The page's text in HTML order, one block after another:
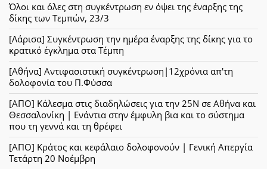
Όλοι και όλες στη συγκέντρωση εν όψει της έναρξης της
δίκης των Τεμπών, 23/3
[Λάρισα] Συγκέντρωση την ημέρα έναρξης της δίκης για το
κρατικό έγκλημα στα Τέμπη
[Αθήνα] Αντιφασιστική συγκέντρωση|12χρόνια απ'τη
δολοφονία του Π.Φύσσα
[ΑΠΟ] Κάλεσμα στις διαδηλώσεις για την 25Ν σε Αθήνα και
Θεσσαλονίκη | Ενάντια στην έμφυλη βια και το σύστημα
που τη γεννά και τη θρέφει
[ΑΠΟ] Κράτος και κεφάλαιο δολοφονούν | Γενική Απεργία
Τετάρτη 20 Νοέμβρη